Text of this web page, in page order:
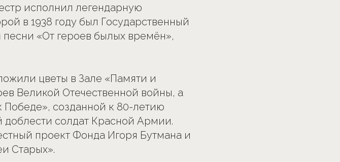
исполнил легендарную
в 1938 году был Государственный
«От героев былых времён»,
цветы в Зале «Памяти и
Великой Отечественной войны, а
Победе», созданной к 80-летию
солдат Красной Армии.
проект Фонда Игоря Бутмана и
Старых».